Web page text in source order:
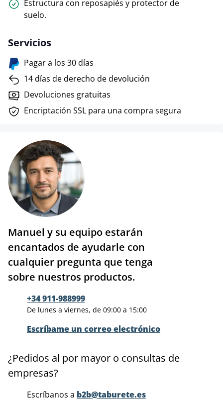
Estructura con reposapiés y protector de
suelo.
Servicios
Pagar a los 30 días
14 días de derecho de devolución
Devoluciones gratuitas
Encriptación SSL para una compra segura
Manuel y su equipo estarán
encantados de ayudarle con
cualquier pregunta que tenga
sobre nuestros productos.
+34 911-988999
De lunes a viernes, de 09:00 a 15:00
Escríbame un correo electrónico
¿Pedidos al por mayor o consultas de
empresas?
Escríbanos a b2b@taburete.es